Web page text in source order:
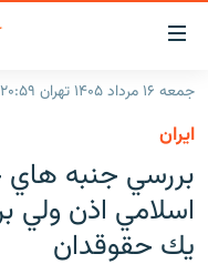
لینک‌های
قابلیت
دسترسی
بازگشت
منوی
اصلی
رفتن
جهان
رادیو
جمعه ۱۶ مرداد ۱۴۰۵ تهران ۲۰:۵۹
ايران
بررسي جنبه
اسلامي اذن ولي
يك حقوقدان